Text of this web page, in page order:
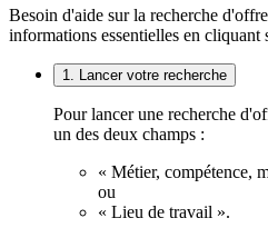
Besoin d'aide sur la recherche
informations essentielles en cliquant
1. Lancer votre recherche
Pour lancer une recherche
un des deux champs :
« Métier, compétence,
ou
« Lieu de travail ».